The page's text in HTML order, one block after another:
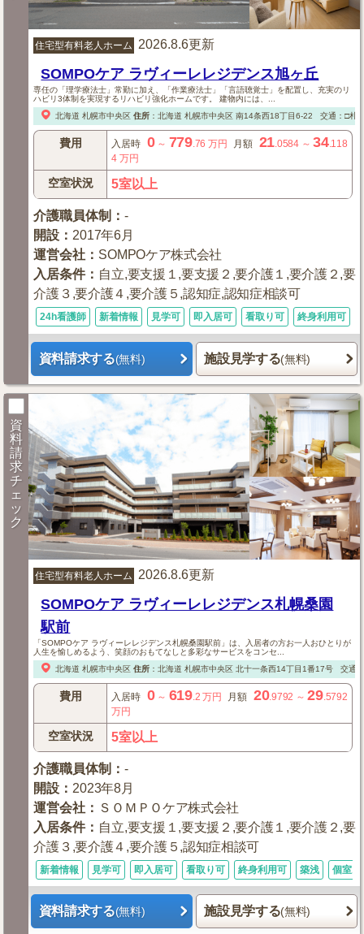
住宅型有料老人ホーム 2026.8.6更新
SOMPOケア ラヴィーレレジデンス旭ヶ丘
専任の「理学療法士」常勤に加え、「作業療法士」「言語聴覚士」を配置し、充実のリ
ハビリ3体制を実現するリハビリ強化ホームです。 建物内には、...
北海道 札幌市中央区 住所： 北海道 札幌市中央区南14条西18丁目6-22 交通：□札
費用 入居時 0～ 779.76 万円 月額 21.0584～34.118
4 万円
空室状況 5室以上
介護職員体制 ：-
開設 ： 2017年6月
運営会社 ： SOMPOケア株式会社
入居条件： 自立,要支援１,要支援２,要介護１,要介護２,要
介護３,要介護４,要介護５,認知症,認知症相談可
24h看護師 新着情報 見学可 即入居可 看取り可 終身利用可
資料請求する(無料) 施設見学する(無料)
資
料
請
求
チ
ェ
ッ
ク
住宅型有料老人ホーム 2026.8.6更新
SOMPOケア ラヴィーレレジデンス札幌桑園
駅前
「SOMPOケア ラヴィーレレジデンス札幌桑園駅前」は、入居者の方お一人おひとりが
人生を愉しめるよう、笑顔のおもてなしと多彩なサービスをコンセ...
北海道 札幌市中央区 住所： 北海道 札幌市中央区北十一条西14丁目1番17号 交通
費用 入居時 0～ 619.2 万円 月額 20.9792 ～29.5792
万円
空室状況 5室以上
介護職員体制 ：-
開設 ： 2023年8月
運営会社 ： ＳＯＭＰＯケア株式会社
入居条件： 自立,要支援１,要支援２,要介護１,要介護２,要
介護３,要介護４,要介護５,認知症相談可
新着情報 見学可 即入居可 看取り可 終身利用可 築浅 個室あ
資料請求する(無料) 施設見学する(無料)